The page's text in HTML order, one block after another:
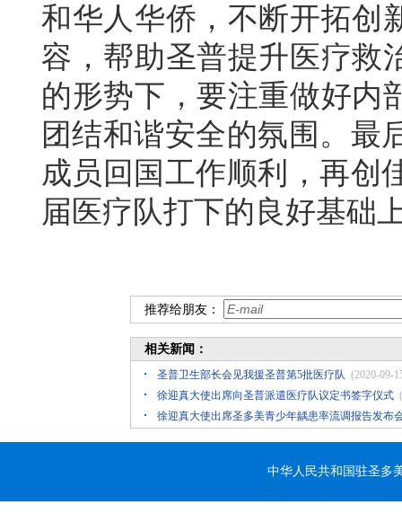
和华人华侨，不断开拓创
容，帮助圣普提升医疗救
的形势下，要注重做好内
团结和谐安全的氛围。最
成员回国工作顺利，再创
届医疗队打下的良好基础
推荐给朋友：
相关新闻：
圣普卫生部长会见我援圣普第5批医疗队 (2020-09-
徐迎真大使出席向圣普派遣医疗队议定书签字仪式
徐迎真大使出席圣多美青少年龋患率流调报告发布
中华人民共和国驻圣多